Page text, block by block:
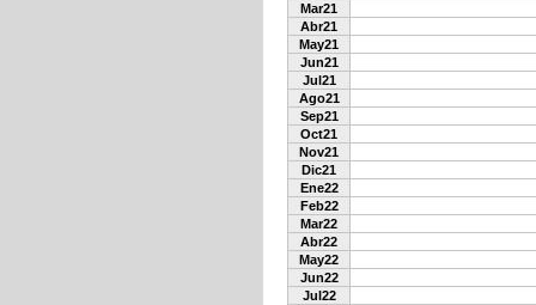
Mar21
Abr21
May21
Jun21
Jul21
Ago21
Sep21
Oct21
Nov21
Dic21
Ene22
Feb22
Mar22
Abr22
May22
Jun22
Jul22